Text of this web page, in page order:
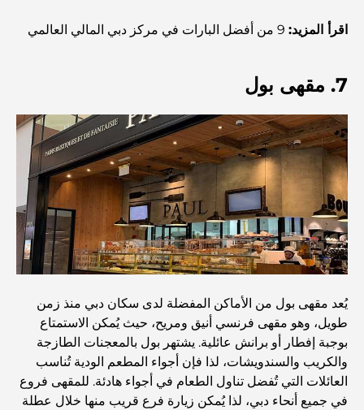
أندر سيارة في العالم: أساطير السيارات التي لا تُقدر بثمن
منصات التداول في الإمارات العربية المتحدة: دليل للمستثمرين
العصريين
نادي شاطئ العائلة في دبي: حيث يلتقي المرح بالاسترخاء
أفضل مدارس البكالوريا الدولية في دبي: دليل شامل لأولياء
الأمور
المخطط الرئيسي لتلال دبي: رؤية للحياة المجتمعية العصرية
مطعم دار أوبرا دبي: حيث يلتقي الطعام الفاخر بالثقافة
أغلى ماركات البدلات التي تُعرّف مفهوم الخياطة الفاخرة
اقرأ المزيد:
7. مقهى بول
يُعد مقهى بول من الأماكن المفضلة لدى سكان دبي منذ زمن
طويل، وهو مقهى فرنسي أنيق ومريح، حيث يُمكن الاستمتاع
بوجبة إفطار أو برانش عائلية. يشتهر بول بالمعجنات الطازجة
والكريب والسندويشات، لذا فإن أجواء المطعم الودية تُناسب
العائلات التي تُفضل تناول الطعام في أجواء هادئة. للمقهى فروع
في جميع أنحاء دبي، لذا يُمكن زيارة فرع قريب منها خلال عطلة